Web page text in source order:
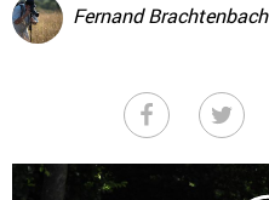
Fernand Brachtenbach